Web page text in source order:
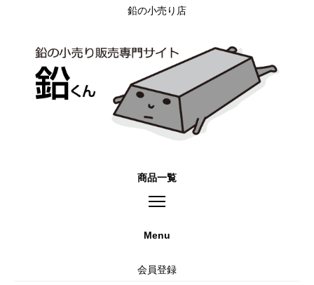
鉛の小売り店
商品一覧
Menu
会員登録